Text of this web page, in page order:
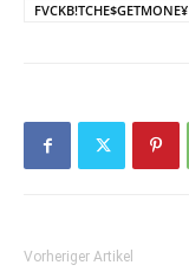
FVCKB!TCHE$GETMONE¥
Vorheriger Artikel